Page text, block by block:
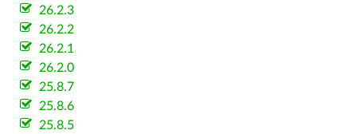
26.2.3
26.2.2
26.2.1
26.2.0
25.8.7
25.8.6
25.8.5